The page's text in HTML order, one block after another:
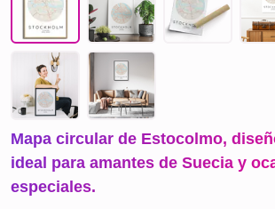
Mapa circular de Estocolmo,
ideal para amantes de Suecia y
especiales.